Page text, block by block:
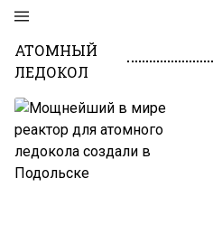
АТОМНЫЙ
ЛЕДОКОЛ